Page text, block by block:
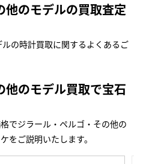
他のモデルの買取査定
の時計買取に関するよくあるご
他のモデル買取で宝石
でジラール・ペルゴ・その他の
をご説明いたします。